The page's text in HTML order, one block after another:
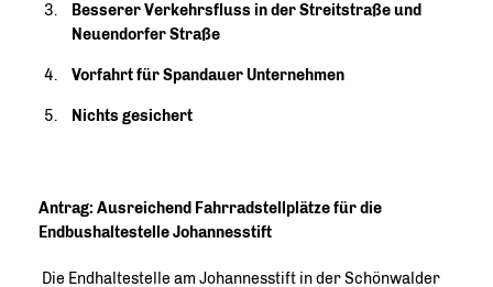
Besserer Verkehrsfluss in der Streitstraße und
Neuendorfer Straße
Vorfahrt für Spandauer Unternehmen
Nichts gesichert
Antrag: Ausreichend Fahrradstellplätze für die
Endbushaltestelle Johannesstift
Die Endhaltestelle am Johannesstift in der Schönwalder